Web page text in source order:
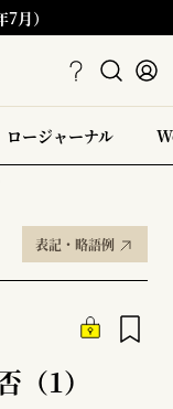
月）
ロージャーナル
表記・略語例
（1）